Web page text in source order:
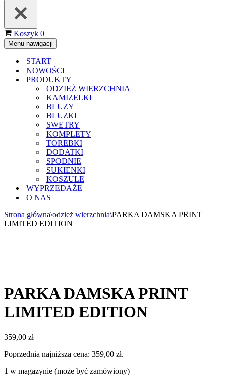
Koszyk 0
Menu nawigacji
START
NOWOŚCI
PRODUKTY
ODZIEŻ WIERZCHNIA
KAMIZELKI
BLUZY
BLUZKI
SWETRY
KOMPLETY
TOREBKI
DODATKI
SPODNIE
SUKIENKI
KOSZULE
WYPRZEDAŻE
O NAS
Strona główna\odzież wierzchnia\PARKA DAMSKA PRINT
LIMITED EDITION
PARKA DAMSKA PRINT
LIMITED EDITION
359,00 zł
Poprzednia najniższa cena: 359,00 zł.
1 w magazynie (może być zamówiony)